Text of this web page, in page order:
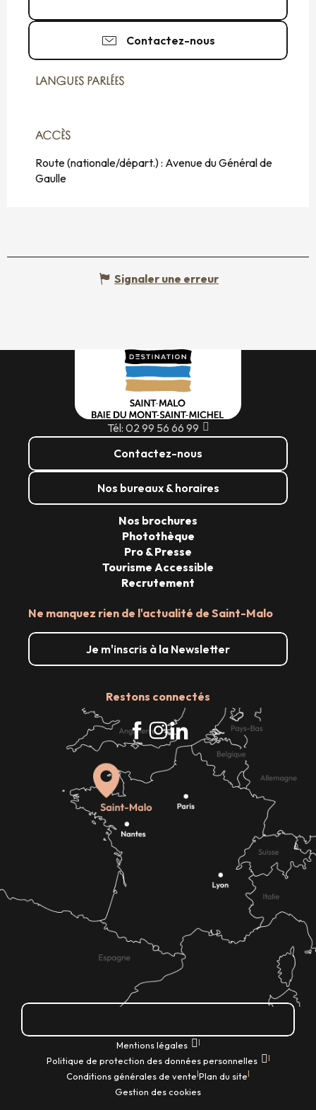
Contactez-nous
LANGUES PARLÉES
LANGUES PARLÉES
ACCÈS
ACCÈS
Route (nationale/départ.) : Avenue du Général de
Gaulle
Signaler une erreur
Tél: 02 99 56 66 99
Contactez-nous
Nos bureaux & horaires
Ne manquez rien de l'actualité de Saint-Malo
Je m'inscris à la Newsletter
Restons connectés
Nos brochures
Photothèque
Pro & Presse
Tourisme Accessible
Recrutement
Mentions légales |
Politique de protection des données personnelles |
Conditions générales de vente|Plan du site|
Gestion des cookies